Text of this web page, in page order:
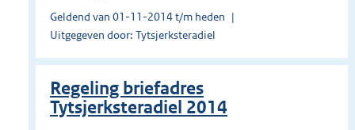
Geldend van 01-11-2014 t/m heden
Uitgegeven door: Tytsjerksteradiel
Regeling briefadres
Tytsjerksteradiel 2014